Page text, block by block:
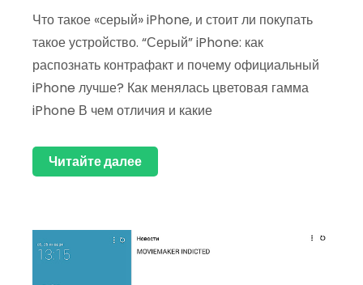
Что такое «серый» iPhone, и стоит ли покупать
такое устройство. “Серый” iPhone: как
распознать контрафакт и почему официальный
iPhone лучше? Как менялась цветовая гамма
iPhone В чем отличия и какие
Читайте далее